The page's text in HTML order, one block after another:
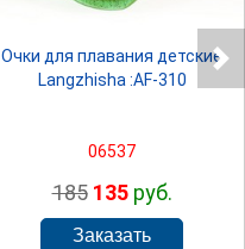
Очки для плавания детские
Langzhisha :AF-310
06537
185 135руб.